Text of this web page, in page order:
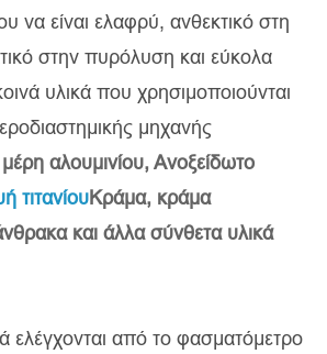
να είναι ελαφρύ, ανθεκτικό στη
στην πυρόλυση και εύκολα
υλικά που χρησιμοποιούνται
μηχανής
αλουμινίου, Ανοξείδωτο
τιτανίουΚράμα, κράμα
και άλλα σύνθετα υλικά
ελέγχονται από το φασματόμετρο